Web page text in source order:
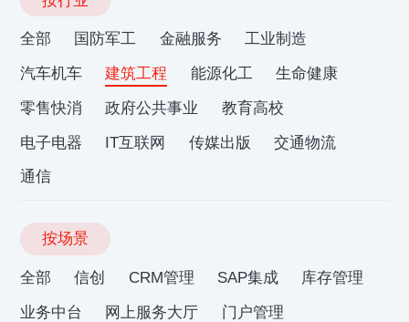
全部 国防军工 金融服务
工业制造
汽车机车
建筑工程 能源化工
生命健康
零售快消
政府公共事业
教育高校
电子电器
IT互联网 传媒出版
交通物流
通信
按场景
全部 信创 CRM管理 SAP集成
库存管理
业务中台
网上服务大厅
门户管理